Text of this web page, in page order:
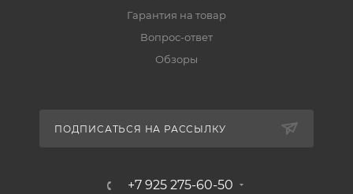
Гарантия на товар
Вопрос-ответ
Обзоры
ПОДПИСАТЬСЯ НА РАССЫЛКУ
+7 925 275-60-50